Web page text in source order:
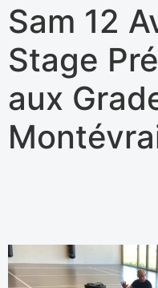
Sam 12
Stage
aux